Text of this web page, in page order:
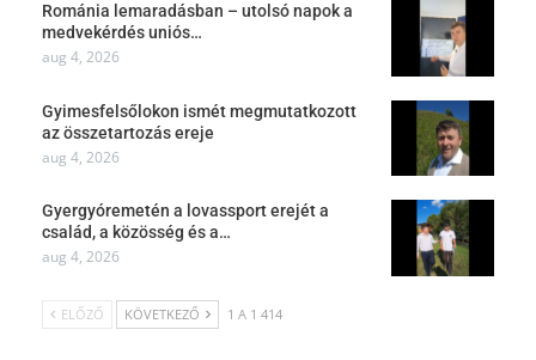
Románia lemaradásban – utolsó napok a
medvekérdés uniós…
aug 4, 2026
Gyimesfelsőlokon ismét megmutatkozott
az összetartozás ereje
aug 4, 2026
Gyergyóremetén a lovassport erejét a
család, a közösség és a…
aug 4, 2026
ELŐZŐ KÖVETKEZŐ 1 A 1 414